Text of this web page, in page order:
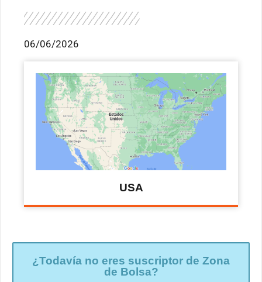
06/06/2026
USA
¿Todavía no eres suscriptor de Zona
de Bolsa?